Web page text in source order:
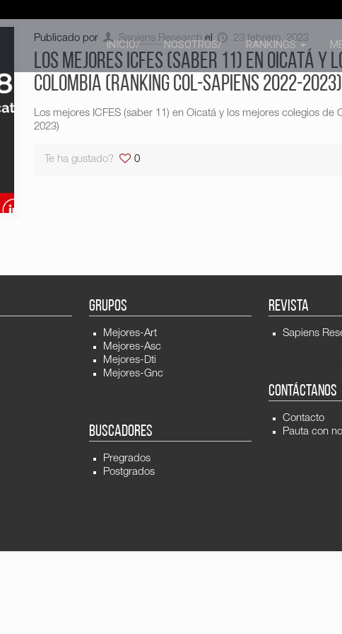
INICIO/ NOSOTROS/ RANKINGS
Publicado por Sapiens Research el 23 febrero, 2023
Los mejores ICFES (saber 11) en Oicatá
Colombia (Ranking Col-Sapiens 2022-2023)
Los mejores ICFES (saber 11) en Oicatá y los mejores colegios de
2023)
Te ha gustado? 0
GRUPOS
Mejores-Art
Mejores-Asc
Mejores-Dti
Mejores-Gnc
BUSCADORES
Pregrados
Postgrados
REVISTA
Sapiens
CONTÁCTANOS
Contacto
Pauta con